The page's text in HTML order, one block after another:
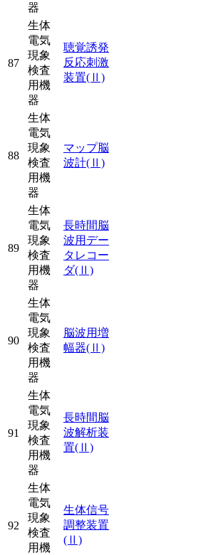
器
87
生体
電気
現象
検査
用機
器
聴覚誘発
反応刺激
装置(Ⅱ)
88
生体
電気
現象
検査
用機
器
マップ脳
波計(Ⅱ)
89
生体
電気
現象
検査
用機
器
長時間脳
波用デー
タレコー
ダ(Ⅱ)
90
生体
電気
現象
検査
用機
器
脳波用増
幅器(Ⅱ)
91
生体
電気
現象
検査
用機
器
長時間脳
波解析装
置(Ⅱ)
92
生体
電気
現象
検査
用機
生体信号
調整装置
(Ⅱ)